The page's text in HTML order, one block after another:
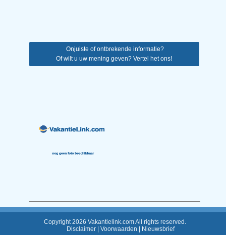
Onjuiste of ontbrekende informatie?
Of wilt u uw mening geven? Vertel het ons!
Copyright 2026 Vakantielink.com All rights reserved.
Disclaimer| Voorwaarden Nieuwsbrief